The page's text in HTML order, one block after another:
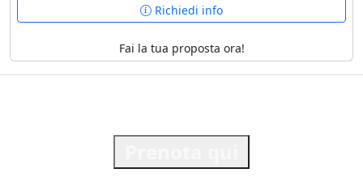
Richiedi info
Fai la tua proposta ora!